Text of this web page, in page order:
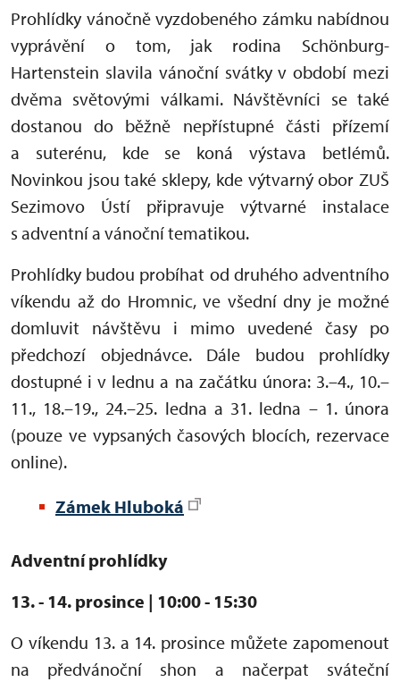
Prohlídky vánočně vyzdobeného zámku nabídnou
vyprávění o tom, jak rodina Schönburg-
Hartenstein slavila vánoční svátky v období mezi
dvěma světovými válkami. Návštěvníci se také
dostanou do běžně nepřístupné části přízemí
a suterénu, kde se koná výstava betlémů.
Novinkou jsou také sklepy, kde výtvarný obor ZUŠ
Sezimovo Ústí připravuje výtvarné instalace
s adventní a vánoční tematikou.
Prohlídky budou probíhat od druhého adventního
víkendu až do Hromnic, ve všední dny je možné
domluvit návštěvu i mimo uvedené časy po
předchozí objednávce. Dále budou prohlídky
dostupné i v lednu a na začátku února: 3.–4., 10.–
11., 18.–19., 24.–25. ledna a 31. ledna – 1. února
(pouze ve vypsaných časových blocích, rezervace
online).
Zámek Hluboká
Adventní prohlídky
13. - 14. prosince | 10:00 - 15:30
O víkendu 13. a 14. prosince můžete zapomenout
na předvánoční shon a načerpat sváteční